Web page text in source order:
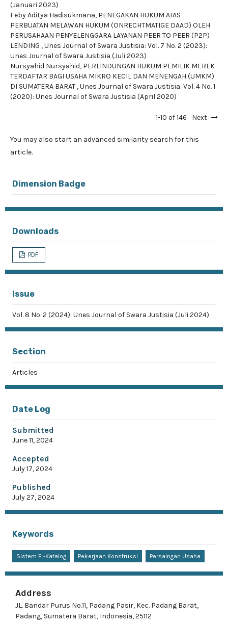
(Januari 2023)
Feby Aditya Hadisukmana, PENEGAKAN HUKUM ATAS
PERBUATAN MELAWAN HUKUM (ONRECHTMATIGE DAAD) OLEH
PERUSAHAAN PENYELENGGARA LAYANAN PEER TO PEER (P2P)
LENDING ,Unes Journal of Swara Justisia: Vol. 7 No. 2 (2023):
Unes Journal of Swara Justisia (Juli 2023)
Nursyahid Nursyahid, PERLINDUNGAN HUKUM PEMILIK MEREK
TERDAFTAR BAGI USAHA MIKRO KECIL DAN MENENGAH (UMKM)
DI SUMATERA BARAT ,Unes Journal of Swara Justisia: Vol. 4 No. 1
(2020): Unes Journal of Swara Justisia (April 2020)
1-10 of 146 Next
You may also start an advanced similarity search for this
article.
Dimension Badge
Downloads
PDF
Issue
Vol. 8 No. 2 (2024): Unes Journal of Swara Justisia (Juli 2024)
Section
Articles
Date Log
Submitted
June 11, 2024
Accepted
July 17, 2024
Published
July 27, 2024
Keywords
Sistem E -Katalog Pekerjaan Konstruksi Persaingan Usaha
Address
JL. Bandar Purus No.11, Padang Pasir, Kec. Padang Barat,
Padang, Sumatera Barat, Indonesia, 25112